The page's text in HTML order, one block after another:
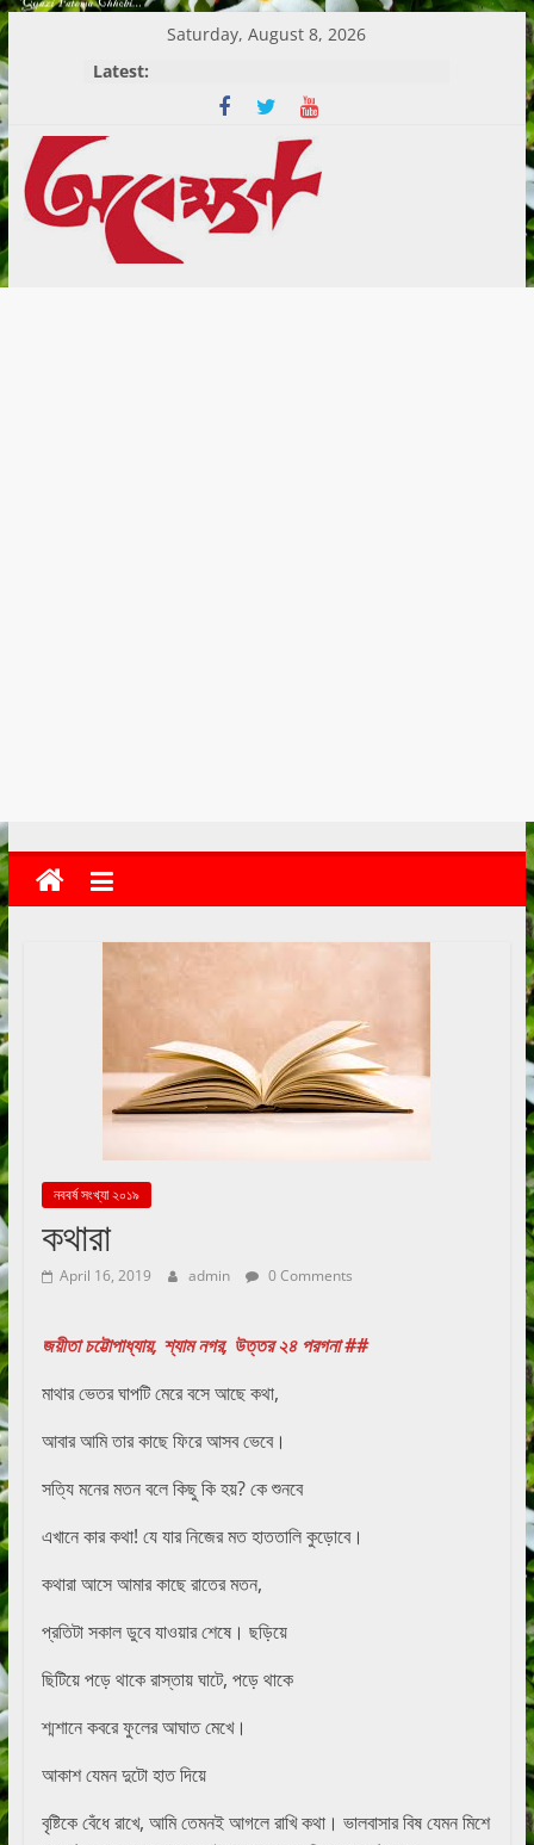
Skip
to
content
Saturday, August 8, 2026
Latest:
Abekshan.com
নববর্ষ সংখ্যা ২০১৯
কথারা
April 16, 2019 admin 0 Comments
জয়ীতা চট্টোপাধ্যায়, শ্যাম নগর, উত্তর ২৪ পরগনা ##
মাথার ভেতর ঘাপটি মেরে বসে আছে কথা,
আবার আমি তার কাছে ফিরে আসব ভেবে।
সত্যি মনের মতন বলে কিছু কি হয়? কে শুনবে
এখানে কার কথা! যে যার নিজের মত হাততালি কুড়োবে।
কথারা আসে আমার কাছে রাতের মতন,
প্রতিটা সকাল ডুবে যাওয়ার শেষে। ছড়িয়ে
ছিটিয়ে পড়ে থাকে রাস্তায় ঘাটে, পড়ে থাকে
শ্মশানে কবরে ফুলের আঘাত মেখে।
আকাশ যেমন দুটো হাত দিয়ে
বৃষ্টিকে বেঁধে রাখে, আমি তেমনই আগলে রাখি কথা। ভালবাসার বিষ যেমন মিশে